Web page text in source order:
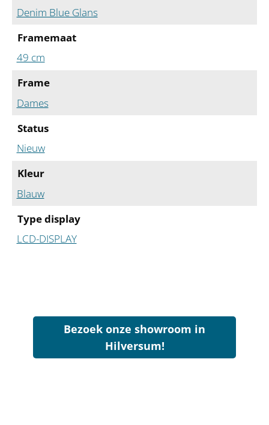
Denim Blue Glans
Framemaat
49 cm
Frame
Dames
Status
Nieuw
Kleur
Blauw
Type display
LCD-DISPLAY
Bezoek onze showroom in
Hilversum!